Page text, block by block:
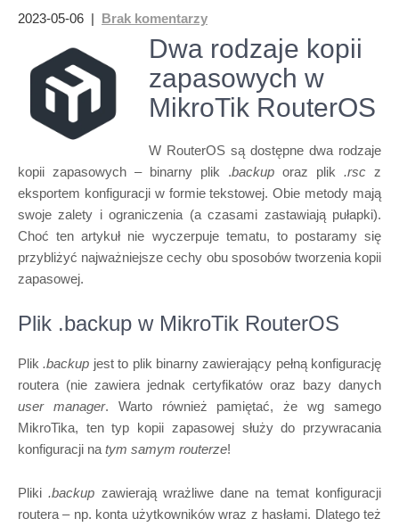
2023-05-06 | Brak komentarzy
Dwa rodzaje kopii
zapasowych w
MikroTik RouterOS
W RouterOS są dostępne dwa rodzaje
kopii zapasowych – binarny plik .backup oraz plik .rsc z
eksportem konfiguracji w formie tekstowej. Obie metody mają
swoje zalety i ograniczenia (a czasami zastawiają pułapki).
Choć ten artykuł nie wyczerpuje tematu, to postaramy się
przybliżyć najważniejsze cechy obu sposobów tworzenia kopii
zapasowej.
Plik .backup w MikroTik RouterOS
Plik.backup jest to plik binarny zawierający pełną konfigurację
routera (nie zawiera jednak certyfikatów oraz bazy danych
user manager. Warto również pamiętać, że wg samego
MikroTika, ten typ kopii zapasowej służy do przywracania
konfiguracji na tym samym routerze!
Pliki.backup zawierają wrażliwe dane na temat konfiguracji
routera – np. konta użytkowników wraz z hasłami. Dlatego też